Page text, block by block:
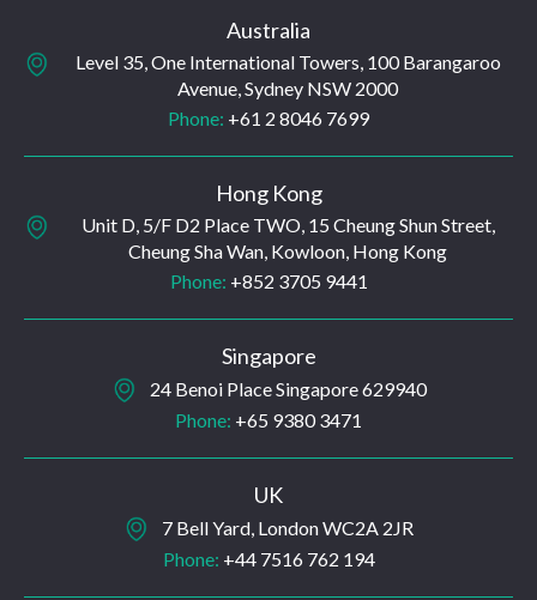
Australia
Level 35, One International Towers, 100 Barangaroo
Avenue, Sydney NSW 2000
Phone: +61 2 8046 7699
Hong Kong
Unit D, 5/F D2 Place TWO, 15 Cheung Shun Street,
Cheung Sha Wan, Kowloon, Hong Kong
Phone: +852 3705 9441
Singapore
24 Benoi Place Singapore 629940
Phone: +65 9380 3471
UK
7 Bell Yard, London WC2A 2JR
Phone: +44 7516 762 194